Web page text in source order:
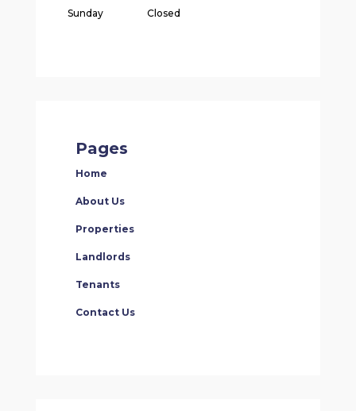
Sunday
Closed
Pages
Home
About Us
Properties
Landlords
Tenants
Contact Us